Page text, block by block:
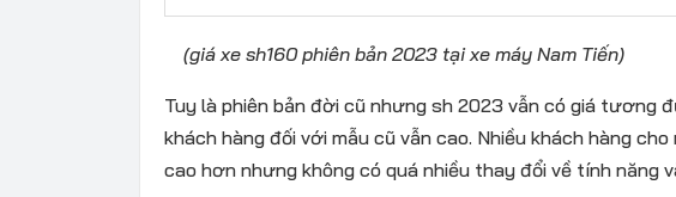
(giá xe sh160 phiên bản 2023 tại xe máy Nam Tiến)
Tuy là phiên bản đời cũ nhưng sh 2023 vẫn có giá tương
khách hàng đối với mẫu cũ vẫn cao. Nhiều khách hàng
cao hơn nhưng không có quá nhiều thay đổi về tính năng